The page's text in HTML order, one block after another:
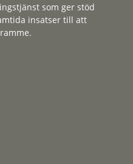
som ger stöd
insatser till att